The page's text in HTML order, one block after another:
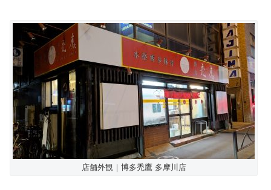
店舗外観｜博多禿鷹 多摩川店